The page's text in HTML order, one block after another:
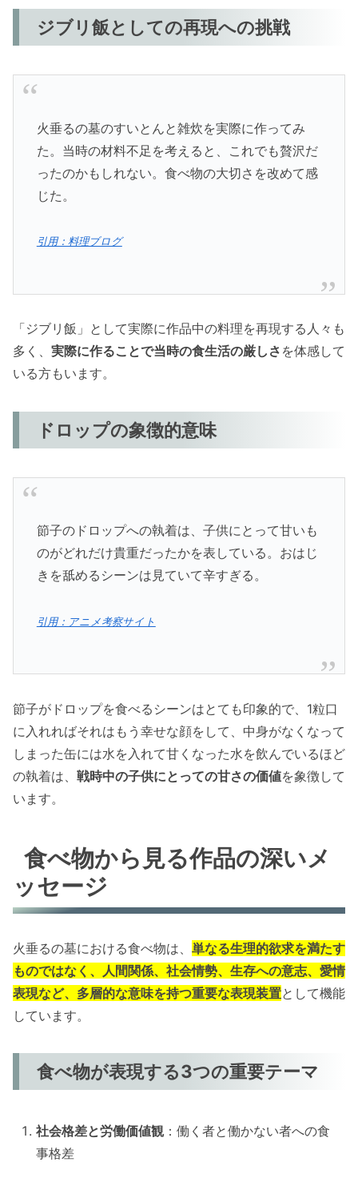
ジブリ飯としての再現への挑戦
火垂るの墓のすいとんと雑炊を実際に作ってみ
た。当時の材料不足を考えると、これでも贅沢だ
ったのかもしれない。食べ物の大切さを改めて感
じた。
引用：料理ブログ
「ジブリ飯」として実際に作品中の料理を再現する人々も
多く、 実際に作ることで当時の食生活の厳しさ を体感して
いる方もいます。
ドロップの象徴的意味
節子のドロップへの執着は、子供にとって甘いも
のがどれだけ貴重だったかを表している。おはじ
きを舐めるシーンは見ていて辛すぎる。
引用：アニメ考察サイト
節子がドロップを食べるシーンはとても印象的で、1粒口
に入れればそれはもう幸せな顔をして、中身がなくなって
しまった缶には水を入れて甘くなった水を飲んでいるほど
の執着は、 戦時中の子供にとっての甘さの価値を象徴して
います。
食べ物から見る作品の深いメ
ッセージ
火垂るの墓における食べ物は、 単なる生理的欲求を満たす
ものではなく、人間関係、社会情勢、生存への意志、愛情
表現など、多層的な意味を持つ重要な表現装置として機能
しています。
食べ物が表現する3つの重要テーマ
社会格差と労働価値観：働く者と働かない者への食
事格差